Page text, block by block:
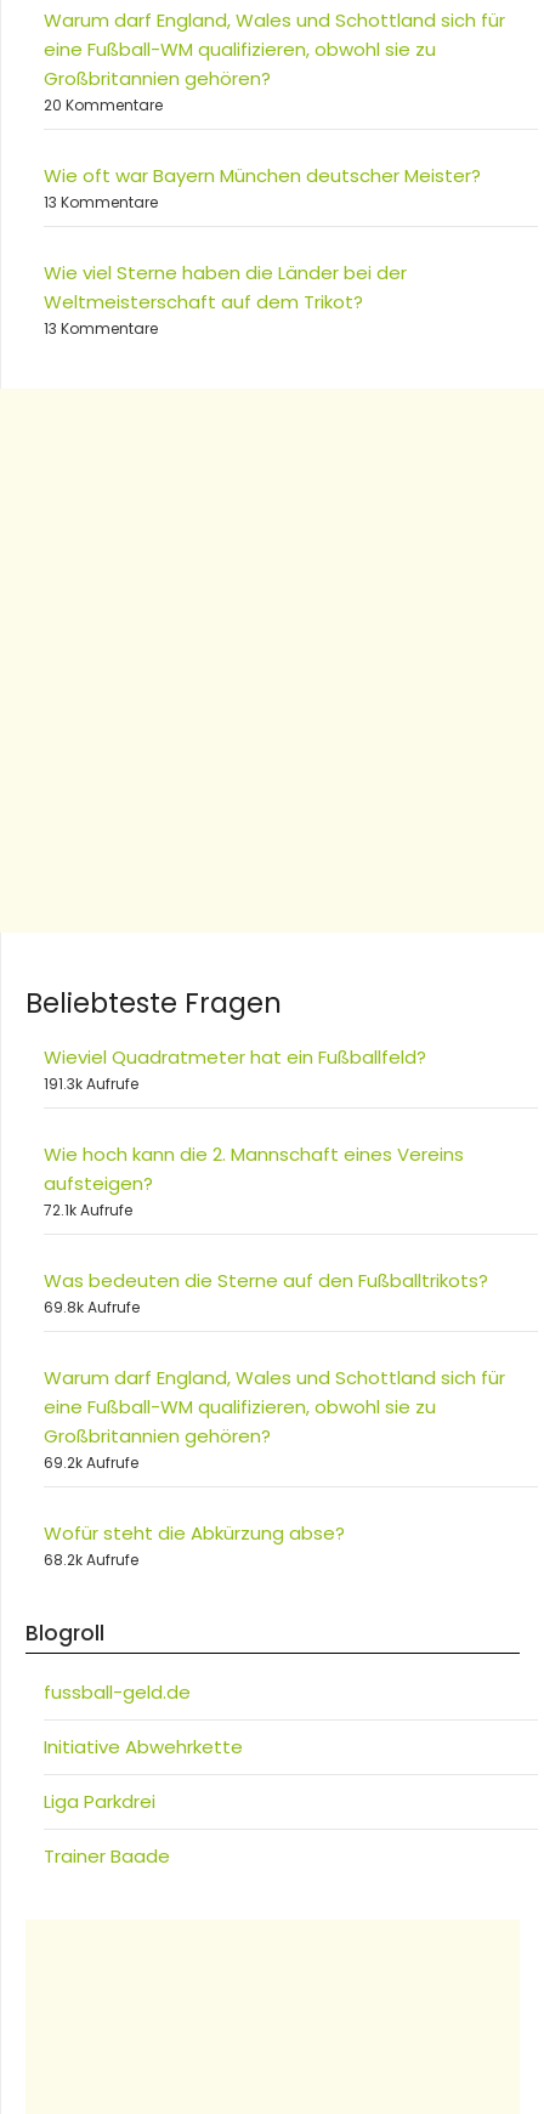
Warum darf England, Wales und Schottland sich für
eine Fußball-WM qualifizieren, obwohl sie zu
Großbritannien gehören?
20 Kommentare
Wie oft war Bayern München deutscher Meister?
13 Kommentare
Wie viel Sterne haben die Länder bei der
Weltmeisterschaft auf dem Trikot?
13 Kommentare
Beliebteste Fragen
Wieviel Quadratmeter hat ein Fußballfeld?
191.3k Aufrufe
Wie hoch kann die 2. Mannschaft eines Vereins
aufsteigen?
72.1k Aufrufe
Was bedeuten die Sterne auf den Fußballtrikots?
69.8k Aufrufe
Warum darf England, Wales und Schottland sich für
eine Fußball-WM qualifizieren, obwohl sie zu
Großbritannien gehören?
69.2k Aufrufe
Wofür steht die Abkürzung abse?
68.2k Aufrufe
Blogroll
fussball-geld.de
Initiative Abwehrkette
Liga Parkdrei
Trainer Baade